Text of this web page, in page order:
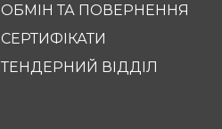
ОБМІН ТА ПОВЕРНЕННЯ
СЕРТИФІКАТИ
ТЕНДЕРНИЙ ВІДДІЛ